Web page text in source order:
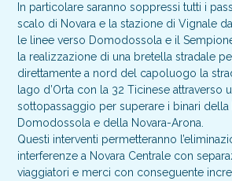
In particolare saranno soppressi tutti i
scalo di Novara e la stazione di Vignale
le linee verso Domodossola e il
la realizzazione di una bretella stradale
direttamente a nord del capoluogo la
lago d’Orta con la 32 Ticinese attraverso
sottopassaggio per superare i binari della
Domodossola e della Novara-Arona.
Questi interventi permetteranno
interferenze a Novara Centrale con
viaggiatori e merci con conseguente